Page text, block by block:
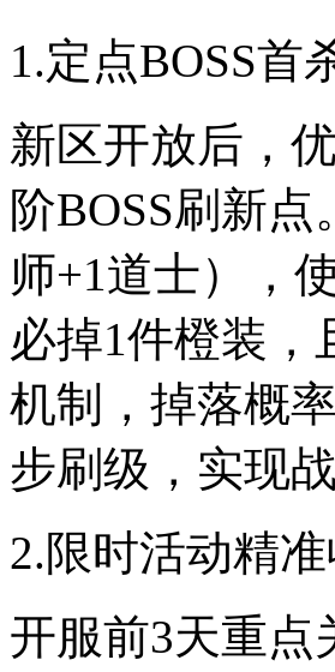
1.定点BOSS首
新区开放后，
阶BOSS刷新
师+1道士），
必掉1件橙装，
机制，掉落概
步刷级，实现
2.限时活动精准
开服前3天重点